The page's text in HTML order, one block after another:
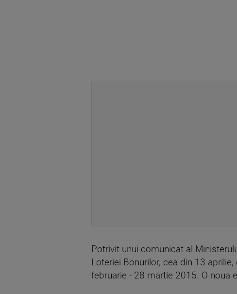
Potrivit unui comunicat al
Loteriei Bonurilor, cea din 13
februarie - 28 martie 2015. O noua